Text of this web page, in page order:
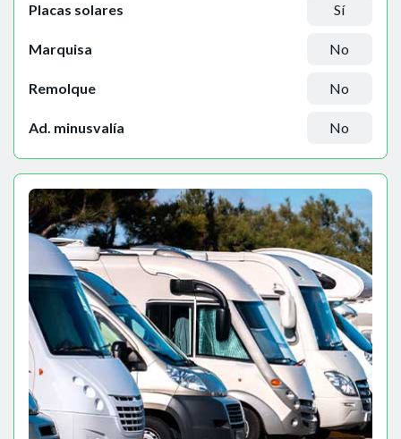
Placas solares Sí
Marquisa No
Remolque No
Ad. minusvalía No